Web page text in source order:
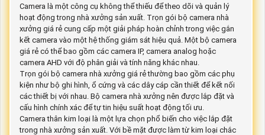
Camera là một công cụ không thể thiếu để theo dõi và quản lý
hoạt động trong nhà xưởng sản xuất. Trọn gói bộ camera nhà
xưởng giá rẻ cung cấp một giải pháp hoàn chỉnh trong việc gắn
kết camera vào một hệ thống giám sát hiệu quả. Một bộ camera
giá rẻ có thể bao gồm các camera IP, camera analog hoặc
camera AHD với độ phân giải và tính năng khác nhau.
Trọn gói bộ camera nhà xưởng giá rẻ thường bao gồm các phụ
kiện như bộ ghi hình, ổ cứng và các dây cáp cần thiết để kết nối
các thiết bị với nhau. Bộ camera nhà xưởng nên được lắp đặt và
cấu hình chính xác để tự tin hiệu suất hoạt động tối ưu.
Camera thân kim loại là một lựa chọn phổ biến cho việc lắp đặt
trong nhà xưởng sản xuất. Với bề mặt được làm từ kim loại chắc